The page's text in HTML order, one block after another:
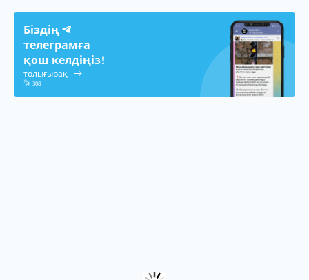
Біздің
телеграмға
қош келдіңіз!
толығырақ
308